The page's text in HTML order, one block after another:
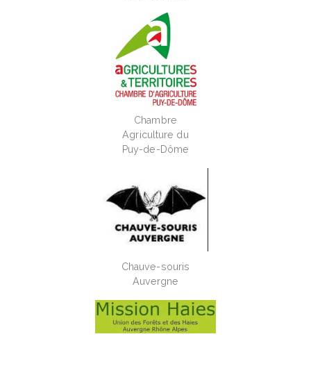
Chambre
Agriculture du
Puy-de-Dôme
Chauve-souris
Auvergne